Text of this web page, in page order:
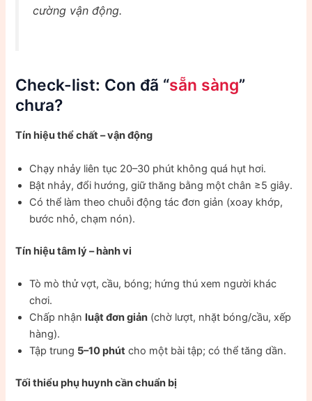
cường vận động.
Check-list: Con đã “sẵn sàng”
chưa?
Tín hiệu thể chất – vận động
Chạy nhảy liên tục 20–30 phút không quá hụt hơi.
Bật nhảy, đổi hướng, giữ thăng bằng một chân ≥5 giây.
Có thể làm theo chuỗi động tác đơn giản (xoay khớp,
bước nhỏ, chạm nón).
Tín hiệu tâm lý – hành vi
Tò mò thử vợt, cầu, bóng; hứng thú xem người khác
chơi.
Chấp nhậnluật đơn giản (chờ lượt, nhặt bóng/cầu, xếp
hàng).
Tập trung 5–10 phút cho một bài tập; có thể tăng dần.
Tối thiểu phụ huynh cần chuẩn bị